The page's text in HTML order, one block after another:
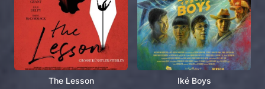
The Lesson Iké Boys